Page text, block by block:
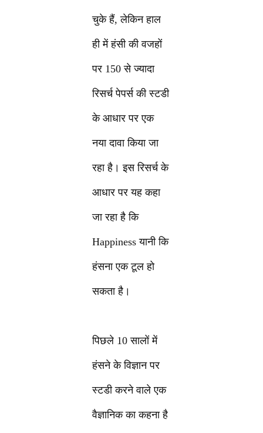
चुके हैं, लेकिन हाल
ही में हंसी की वजहों
पर 150 से ज्यादा
रिसर्च पेपर्स की स्टडी
के आधार पर एक
नया दावा किया जा
रहा है। इस रिसर्च के
आधार पर यह कहा
जा रहा है कि
Happiness यानी कि
हंसना एक टूल हो
सकता है।
पिछले 10 सालों में
हंसने के विज्ञान पर
स्टडी करने वाले एक
वैज्ञानिक का कहना है